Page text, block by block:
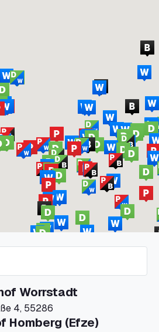
Worrstadt
4, 55286
Homberg (Efze)